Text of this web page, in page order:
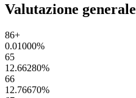
Valutazione generale
86+
0.01000%
65
12.66280%
66
12.76670%